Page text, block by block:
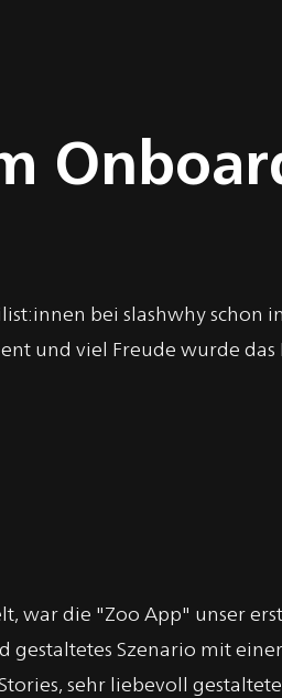
bei slashwhy schon
und viel Freude wurde
war die "Zoo App" unser
Szenario mit
sehr liebevoll